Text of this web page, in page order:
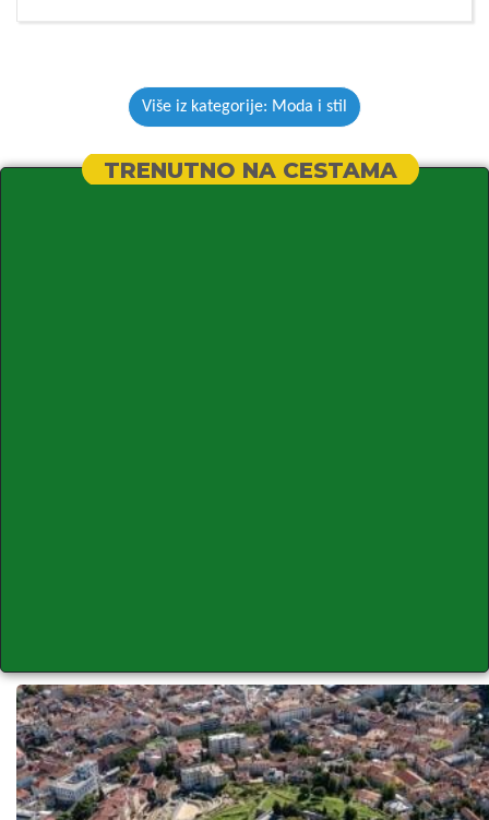
Više iz kategorije: Moda i stil
TRENUTNO NA CESTAMA